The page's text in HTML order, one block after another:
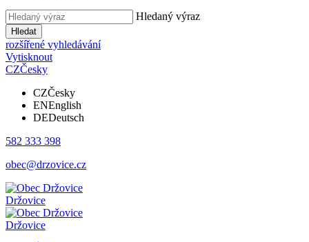
Hledaný výraz
Hledat
rozšířené vyhledávání
Vytisknout
CZČesky
CZČesky
ENEnglish
DEDeutsch
582 333 398
obec@drzovice.cz
Držovice
Držovice